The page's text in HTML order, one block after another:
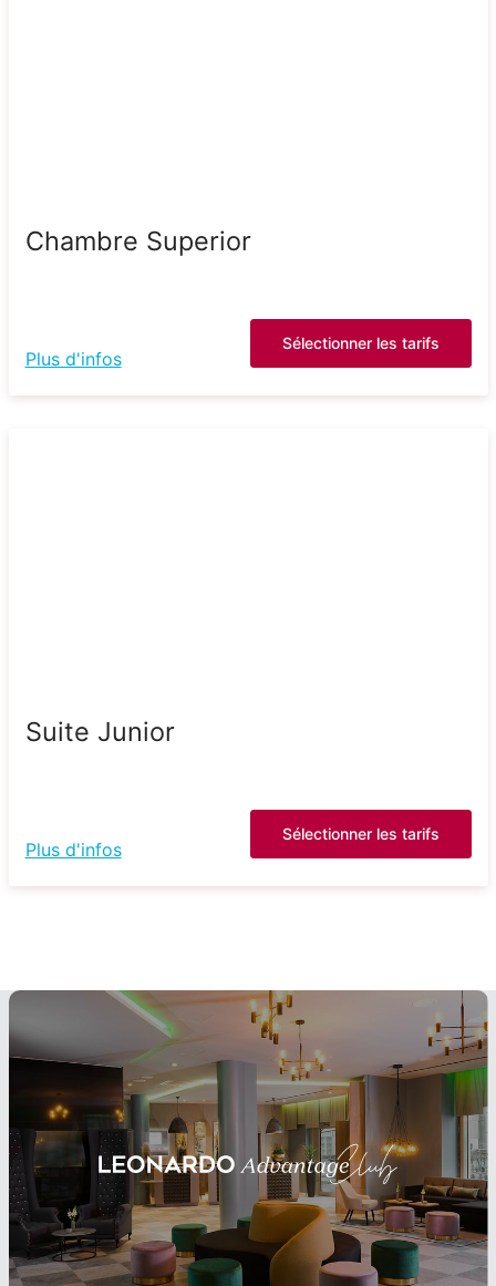
Chambre Superior
Plus d'infos
Sélectionner les tarifs
Suite Junior
Plus d'infos
Sélectionner les tarifs